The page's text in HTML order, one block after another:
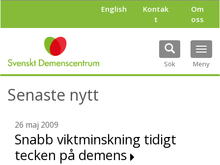
l
English
Kontak
t
Om
oss
Sök Meny
Senaste nytt
26 maj 2009
Snabb viktminskning tidigt
tecken på demens